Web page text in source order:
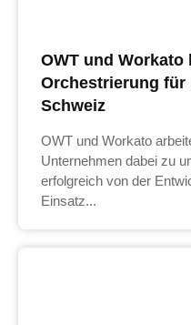
OWT und Workato
Orchestrierung für
Schweiz
OWT und Workato
Unternehmen dabei zu
erfolgreich von der
Einsatz...